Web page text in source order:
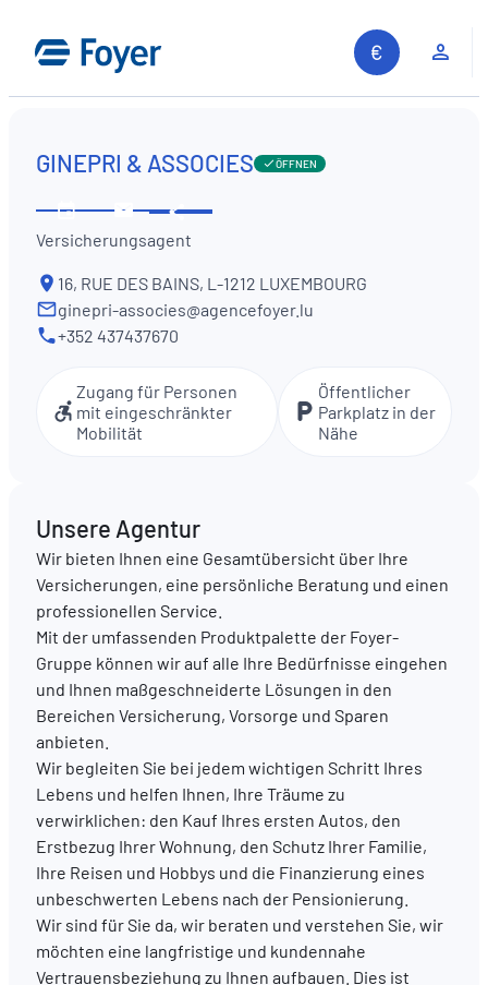
Inhalt
springen
GINEPRI & ASSOCIES ÖFFNEN
ansehenSie
uns
Diese
Versicherungsagent
16, RUE DES BAINS, L-1212 LUXEMBOURG
ginepri-associes@agencefoyer.lu
+352 437437670
Zugang für Personen
mit eingeschränkter
Mobilität
Öffentlicher
Parkplatz in der
Nähe
Unsere Agentur
Wir bieten Ihnen eine Gesamtübersicht über Ihre
Versicherungen, eine persönliche Beratung und einen
professionellen Service.
Mit der umfassenden Produktpalette der Foyer-
Gruppe können wir auf alle Ihre Bedürfnisse eingehen
und Ihnen maßgeschneiderte Lösungen in den
Bereichen Versicherung, Vorsorge und Sparen
anbieten.
Wir begleiten Sie bei jedem wichtigen Schritt Ihres
Lebens und helfen Ihnen, Ihre Träume zu
verwirklichen: den Kauf Ihres ersten Autos, den
Erstbezug Ihrer Wohnung, den Schutz Ihrer Familie,
Ihre Reisen und Hobbys und die Finanzierung eines
unbeschwerten Lebens nach der Pensionierung.
Wir sind für Sie da, wir beraten und verstehen Sie, wir
möchten eine langfristige und kundennahe
Vertrauensbeziehung zu Ihnen aufbauen. Dies ist